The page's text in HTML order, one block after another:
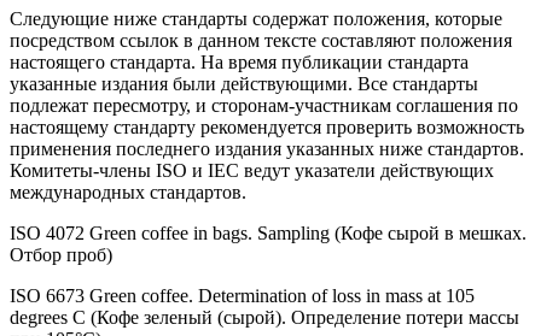
Следующие ниже стандарты содержат положения, которые
посредством ссылок в данном тексте составляют положения
настоящего стандарта. На время публикации стандарта
указанные издания были действующими. Все стандарты
подлежат пересмотру, и сторонам-участникам соглашения по
настоящему стандарту рекомендуется проверить возможность
применения последнего издания указанных ниже стандартов.
Комитеты-члены ISO и IEC ведут указатели действующих
международных стандартов.
ISO 4072 Green coffee in bags. Sampling (Кофе сырой в мешках.
Отбор проб)
ISO 6673 Green coffee. Determination of loss in mass at 105
degrees С (Кофе зеленый (сырой). Определение потери массы